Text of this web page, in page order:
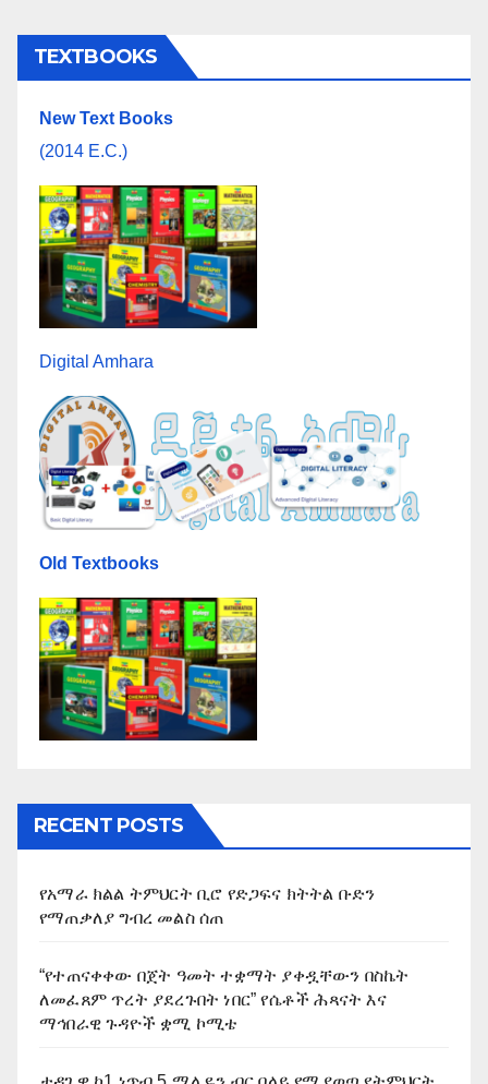
TEXTBOOKS
New Text Books
(2014 E.C.)
Digital Amhara
Old Textbooks
RECENT POSTS
የአማራ ክልል ትምህርት ቢሮ የድጋፍና ክትትል ቡድን
የማጠቃለያ ግብረ መልስ ሰጠ
“የተጠናቀቀው በጀት ዓመት ተቋማት ያቀዷቸውን በስኬት
ለመፈጸም ጥረት ያደረጉበት ነበር” የሴቶች ሕጻናት እና
ማኅበራዊ ጉዳዮች ቋሚ ኮሚቴ